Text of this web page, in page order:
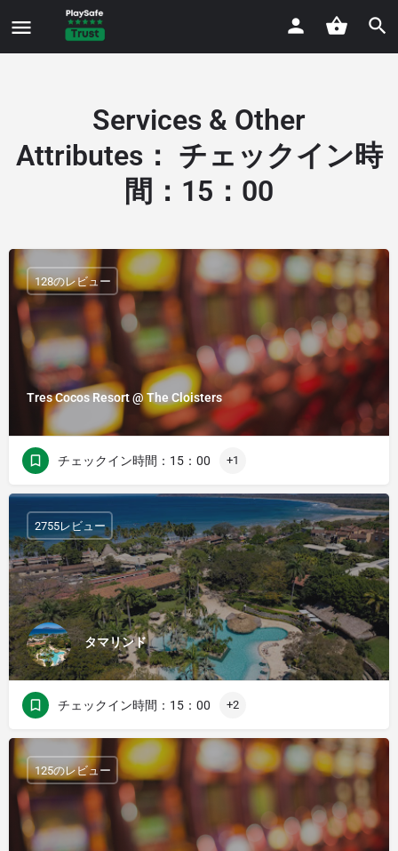
Services & Other
Attributes： チェックイン時
間：15：00
Tres Cocos Resort @ The Cloisters
128のレビュー
チェックイン時間：15：00 +1
タマリンド
2755レビュー
チェックイン時間：15：00 +2
125のレビュー